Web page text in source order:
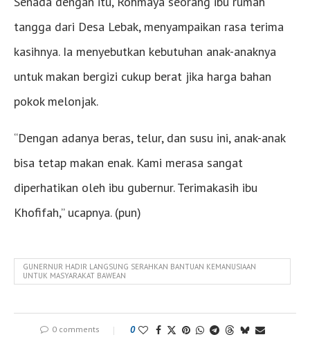
tangga dari Desa Lebak, menyampaikan rasa terima
kasihnya. Ia menyebutkan kebutuhan anak-anaknya
untuk makan bergizi cukup berat jika harga bahan
pokok melonjak.
“Dengan adanya beras, telur, dan susu ini, anak-anak
bisa tetap makan enak. Kami merasa sangat
diperhatikan oleh ibu gubernur. Terimakasih ibu
Khofifah,” ucapnya. (pun)
GUNERNUR HADIR LANGSUNG SERAHKAN BANTUAN KEMANUSIAAN
UNTUK MASYARAKAT BAWEAN
0 comments 0